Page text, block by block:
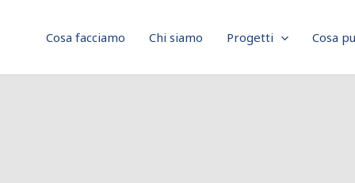
Cosa facciamo Chi siamo Progetti Cosa